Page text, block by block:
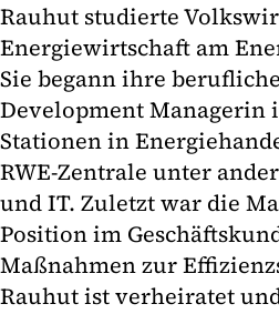
Rauhut studierte
Energiewirtschaft am
Sie begann ihre
Development Managerin
Stationen in
RWE-Zentrale unter
und IT. Zuletzt war die
Position im
Maßnahmen zur
Rauhut ist verheiratet